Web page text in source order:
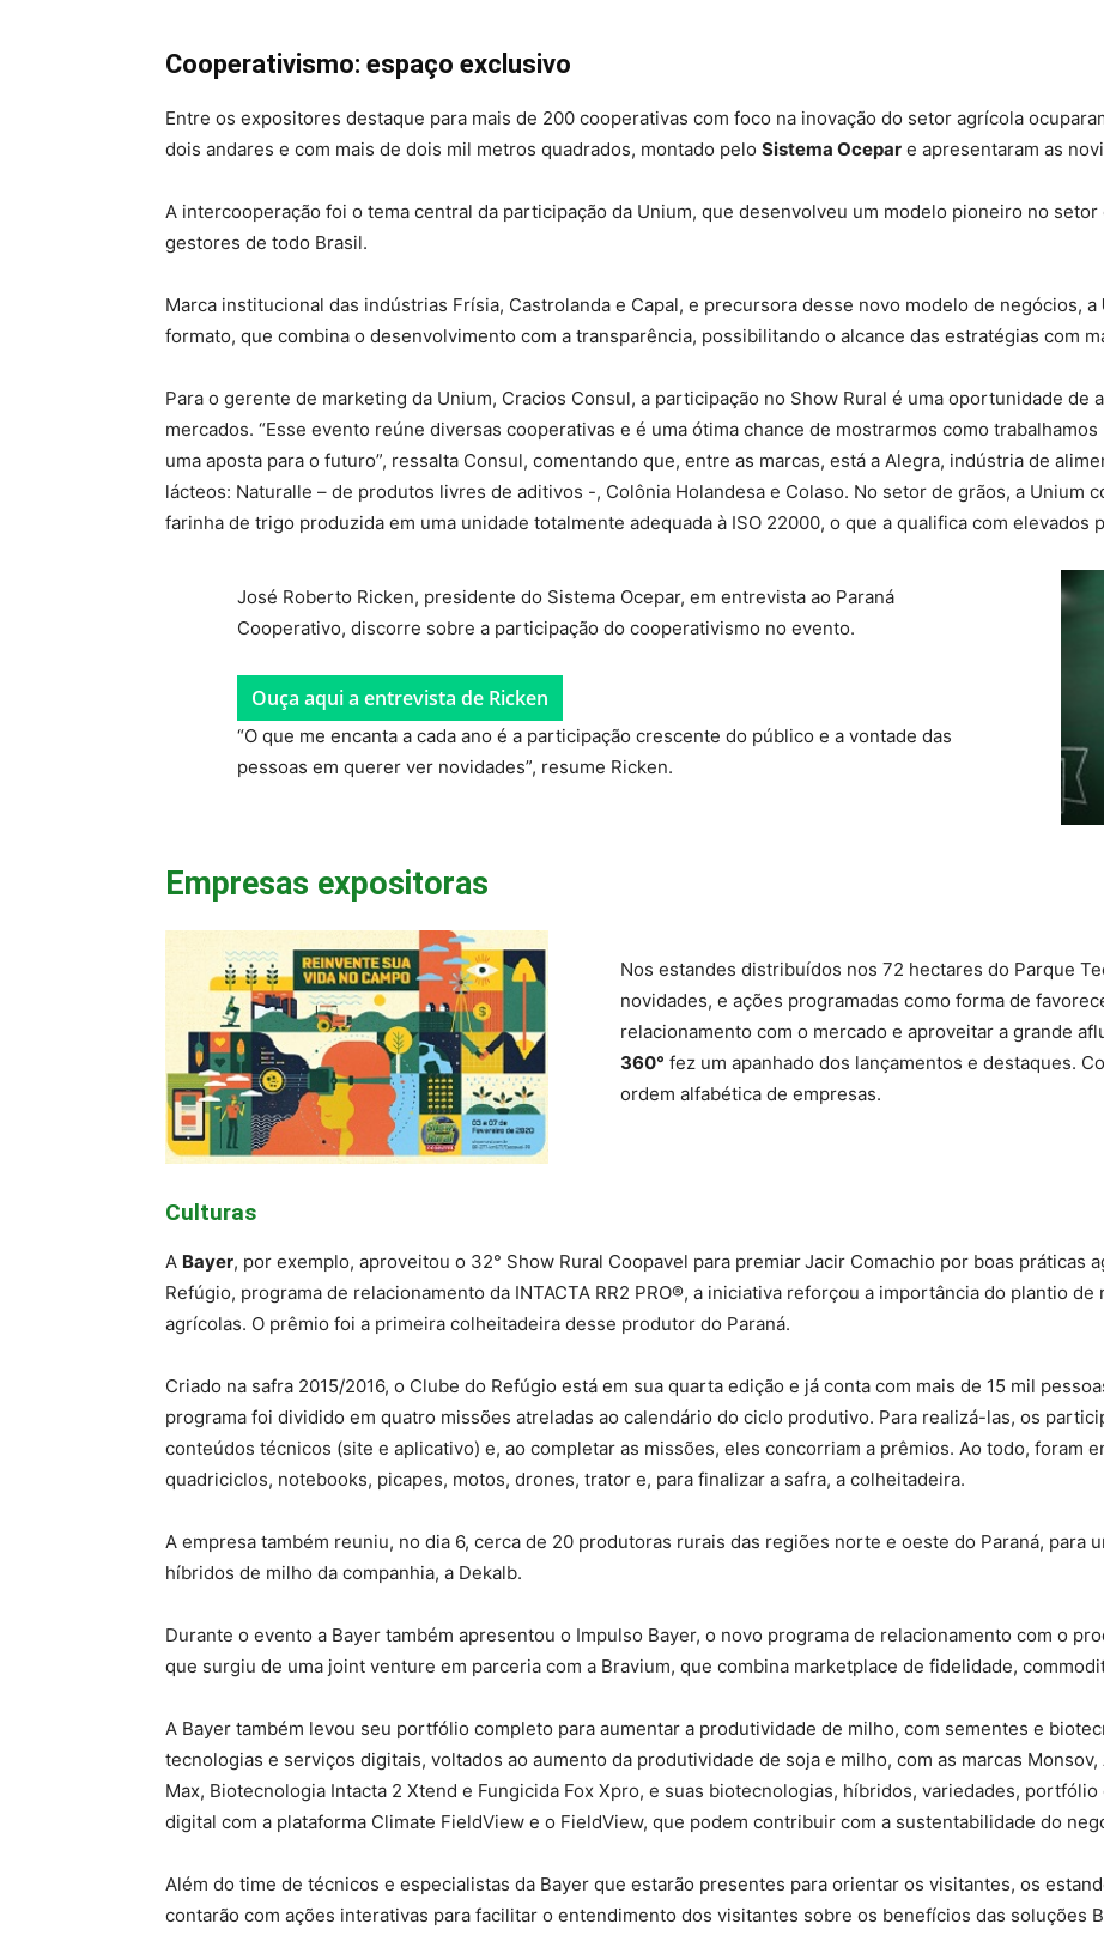
Cooperativismo: espaço exclusivo
Entre os expositores destaque para mais de 200 cooperativas com foco na inovação do setor agrícola
dois andares e com mais de dois mil metros quadrados, montado pelo Sistema Ocepar e apresentaram as
A intercooperação foi o tema central da participação da Unium, que desenvolveu um modelo pioneiro no
gestores de todo Brasil.
Marca institucional das indústrias Frísia, Castrolanda e Capal, e precursora desse novo modelo de negócios, a
formato, que combina o desenvolvimento com a transparência, possibilitando o alcance das estratégias com
Para o gerente de marketing da Unium, Cracios Consul, a participação no Show Rural é uma oportunidade de
mercados. “Esse evento reúne diversas cooperativas e é uma ótima chance de mostrarmos como
uma aposta para o futuro”, ressalta Consul, comentando que, entre as marcas, está a Alegra, indústria de
lácteos: Naturalle – de produtos livres de aditivos -, Colônia Holandesa e Colaso. No setor de grãos, a Unium
farinha de trigo produzida em uma unidade totalmente adequada à ISO 22000, o que a qualifica com elevados
José Roberto Ricken, presidente do Sistema Ocepar, em entrevista ao Paraná
Cooperativo, discorre sobre a participação do cooperativismo no evento.
Ouça aqui a entrevista de Ricken
“O que me encanta a cada ano é a participação crescente do público e a vontade das
pessoas em querer ver novidades”, resume Ricken.
Empresas expositoras
Nos estandes distribuídos nos 72 hectares do Parque
novidades, e ações programadas como forma de
relacionamento com o mercado e aproveitar a grande
360° fez um apanhado dos lançamentos e destaques.
ordem alfabética de empresas.
Culturas
A Bayer, por exemplo, aproveitou o 32° Show Rural Coopavel para premiarJacir Comachio por boas práticas
Refúgio, programa de relacionamento da INTACTA RR2 PRO®, a iniciativa reforçou a importância do plantio
agrícolas. O prêmio foi a primeira colheitadeira desse produtor do Paraná.
Criado na safra 2015/2016, o Clube do Refúgio está em sua quarta edição e já conta com mais de 15 mil
programa foi dividido em quatro missões atreladas ao calendário do ciclo produtivo. Para realizá-las, os
conteúdos técnicos (site e aplicativo) e, ao completar as missões, eles concorriam a prêmios. Ao todo, foram
quadriciclos, notebooks, picapes, motos, drones, trator e, para finalizar a safra, a colheitadeira.
A empresa também reuniu, no dia 6, cerca de 20 produtoras rurais das regiões norte e oeste do Paraná, para
híbridos de milho da companhia, a Dekalb.
Durante o evento a Bayer também apresentou o Impulso Bayer, o novo programa de relacionamento com o
que surgiu de uma joint venture em parceria com a Bravium, que combina marketplace de fidelidade,
A Bayer também levou seu portfólio completo para aumentar a produtividade de milho, com sementes e
tecnologias e serviços digitais, voltados ao aumento da produtividade de soja e milho, com as marcas
Max, Biotecnologia Intacta 2 Xtend e Fungicida Fox Xpro, e suas biotecnologias, híbridos, variedades,
digital com a plataforma Climate FieldView e o FieldView, que podem contribuir com a sustentabilidade do
Além do time de técnicos e especialistas da Bayer que estarão presentes para orientar os visitantes, os
contarão com ações interativas para facilitar o entendimento dos visitantes sobre os benefícios das soluções